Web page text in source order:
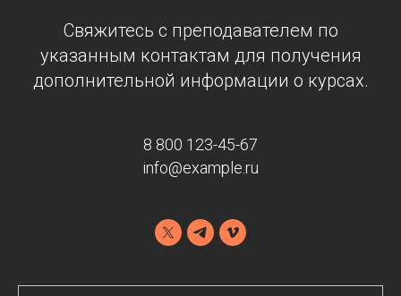
Свяжитесь с преподавателем по
указанным контактам для получения
дополнительной информации о курсах.
8 800 123-45-67
info@example.ru